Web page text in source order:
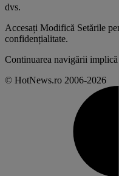
dvs.
Accesați Modifică Setările
confidențialitate.
Continuarea navigării implică
© HotNews.ro 2006-2026